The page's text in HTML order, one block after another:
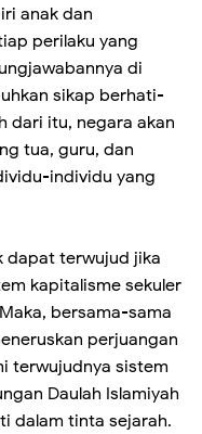
anak dan
perilaku yang
di
sikap berhati-
dari itu, negara akan
tua, guru, dan
individu yang
dapat terwujud jika
kapitalisme sekuler
bersama-sama
perjuangan
terwujudnya sistem
Daulah Islamiyah
dalam tinta sejarah.